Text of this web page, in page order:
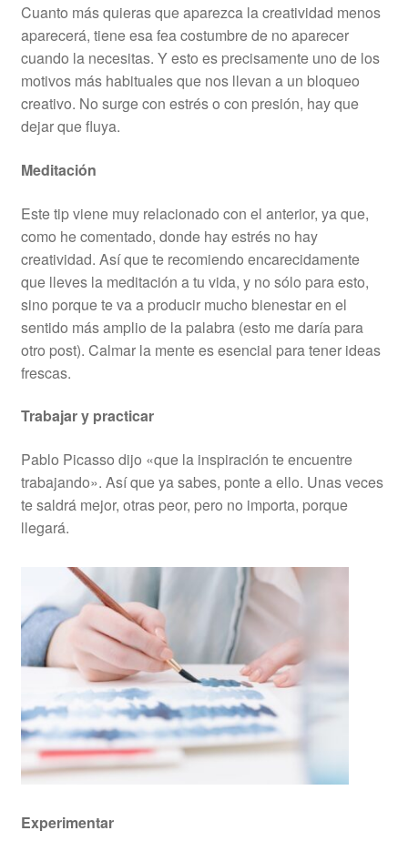
Cuanto más quieras que aparezca la creatividad menos
aparecerá, tiene esa fea costumbre de no aparecer
cuando la necesitas. Y esto es precisamente uno de los
motivos más habituales que nos llevan a un bloqueo
creativo. No surge con estrés o con presión, hay que
dejar que fluya.
Meditación
Este tip viene muy relacionado con el anterior, ya que,
como he comentado, donde hay estrés no hay
creatividad. Así que te recomiendo encarecidamente
que lleves la meditación a tu vida, y no sólo para esto,
sino porque te va a producir mucho bienestar en el
sentido más amplio de la palabra (esto me daría para
otro post). Calmar la mente es esencial para tener ideas
frescas.
Trabajar y practicar
Pablo Picasso dijo «que la inspiración te encuentre
trabajando». Así que ya sabes, ponte a ello. Unas veces
te saldrá mejor, otras peor, pero no importa, porque
llegará.
Experimentar